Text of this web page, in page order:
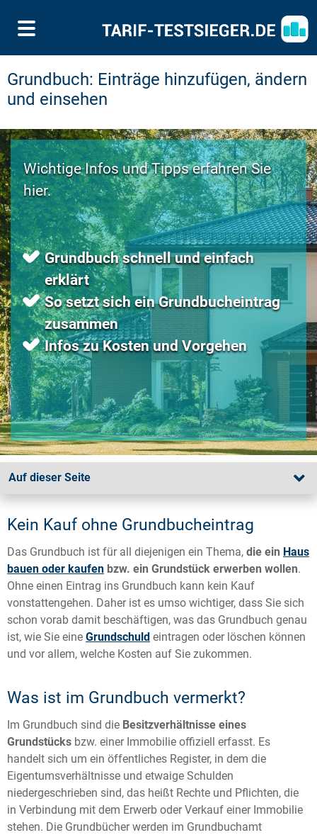
Grundbuch: Einträge hinzufügen, ändern
und einsehen
Wichtige Infos und Tipps erfahren Sie
hier.
Grundbuch schnell und einfach
erklärt
So setzt sich ein Grundbucheintrag
zusammen
Infos zu Kosten und Vorgehen
Auf dieser Seite
Kein Kauf ohne Grundbucheintrag
Das Grundbuch ist für all diejenigen ein Thema, die ein Haus
bauen oder kaufen bzw. ein Grundstück erwerben wollen.
Ohne einen Eintrag ins Grundbuch kann kein Kauf
vonstattengehen. Daher ist es umso wichtiger, dass Sie sich
schon vorab damit beschäftigen, was das Grundbuch genau
ist, wie Sie eine Grundschuld eintragen oder löschen können
und vor allem, welche Kosten auf Sie zukommen.
Was ist im Grundbuch vermerkt?
Im Grundbuch sind die Besitzverhältnisse eines
Grundstücks bzw. einer Immobilie offiziell erfasst. Es
handelt sich um ein öffentliches Register, in dem die
Eigentumsverhältnisse und etwaige Schulden
niedergeschrieben sind, das heißt Rechte und Pflichten, die
in Verbindung mit dem Erwerb oder Verkauf einer Immobilie
stehen. Die Grundbücher werden im Grundbuchamt